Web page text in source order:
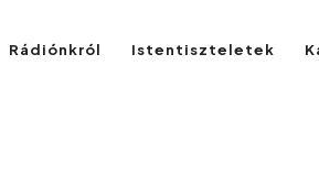
Rádiónkról Istentiszteletek